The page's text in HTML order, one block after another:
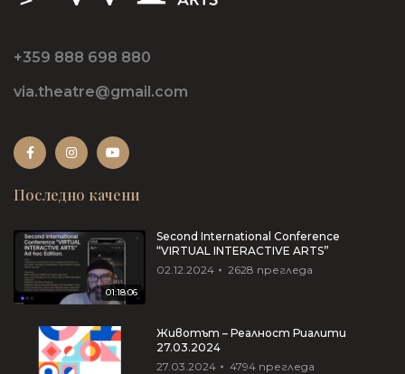
+359 888 698 880
via.theatre@gmail.com
Последно качени
01:18:06
Second International Conference
“VIRTUAL INTERACTIVE ARTS”
02.12.2024
2628 прегледа
Животът – Реалност Риалити
27.03.2024
27.03.2024
4794 прегледа